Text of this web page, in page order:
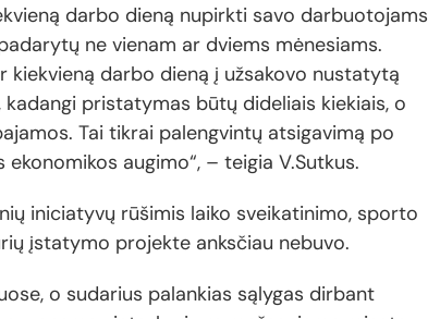
darbo dieną nupirkti savo darbuotojams
ne vienam ar dviems mėnesiams.
darbo dieną į užsakovo nustatytą
pristatymas būtų dideliais kiekiais, o
Tai tikrai palengvintų atsigavimą po
augimo“, – teigia V.Sutkus.
iniciatyvų rūšimis laiko sveikatinimo, sporto
įstatymo projekte anksčiau nebuvo.
o sudarius palankias sąlygas dirbant